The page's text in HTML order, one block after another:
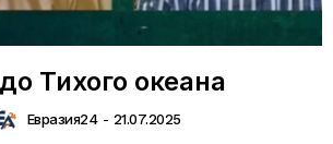
Тихого океана
Евразия24 - 21.07.2025